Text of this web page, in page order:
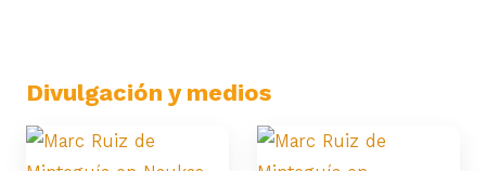
Divulgación y medios